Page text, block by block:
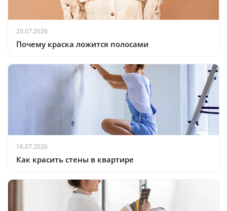
20.07.2026
Почему краска ложится полосами
16.07.2026
Как красить стены в квартире